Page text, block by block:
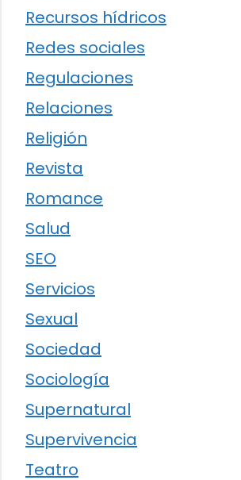
Recursos hídricos
Redes sociales
Regulaciones
Relaciones
Religión
Revista
Romance
Salud
SEO
Servicios
Sexual
Sociedad
Sociología
Supernatural
Supervivencia
Teatro